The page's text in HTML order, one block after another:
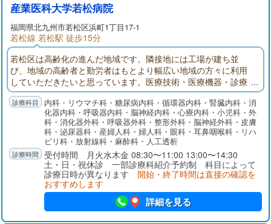
産業医科大学若松病院
福岡県北九州市若松区浜町1丁目17-1
若松線 若松駅 徒歩15分
若松区は高齢化の進んだ地域です。隣接地には工場が建ち並
び、地域の高齢者と勤労者はもとより幅広い地域の方々に利用
していただきたいと思っています。医療技術・医療機器・診療
材料の進歩を反映し、各種疾病のコントロール・寛解・治癒、
治療後早期の社会復帰に努めております。また、居宅介護支援
事業所と訪問看護ステーションを併設し、地域の医療機関と連
携しながら、退院後にご自宅で療養生活が送れるように支援し
ています。
内科・リウマチ科・糖尿病内科・循環器内科・腎臓内科・消
化器内科・呼吸器内科・脳神経内科・心療内科・小児科・外
科・消化器外科・呼吸器外科・整形外科・脳神経外科・皮膚
科・泌尿器科・産婦人科・婦人科・眼科・耳鼻咽喉科・リハ
ビリ科・放射線科・麻酔科・人工透析
受付時間 月火水木金 08:30〜11:00 13:00〜14:30
土・日・祝休診 一部診療科紹介予約制 科目によって
診療日時が異なります 開始・終了時間は直接の確認を
おすすめします
詳細を見る